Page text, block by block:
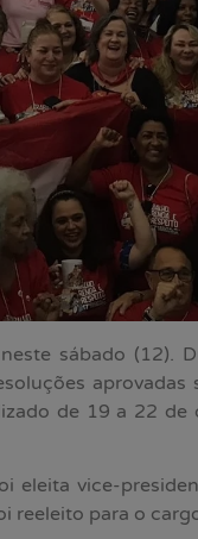
sábado (12).
aprovadas
de 19 a 22 de
eleita vice-
reeleito para o